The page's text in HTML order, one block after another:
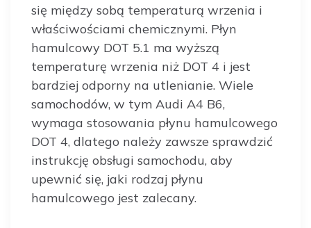
się między sobą temperaturą wrzenia i
właściwościami chemicznymi. Płyn
hamulcowy DOT 5.1 ma wyższą
temperaturę wrzenia niż DOT 4 i jest
bardziej odporny na utlenianie. Wiele
samochodów, w tym Audi A4 B6,
wymaga stosowania płynu hamulcowego
DOT 4, dlatego należy zawsze sprawdzić
instrukcję obsługi samochodu, aby
upewnić się, jaki rodzaj płynu
hamulcowego jest zalecany.